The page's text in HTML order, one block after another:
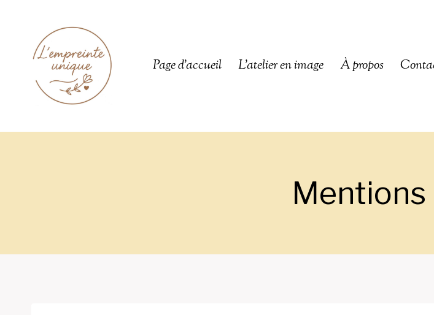
contenu
Page d’accueil L’atelier en image À propos
Mentions